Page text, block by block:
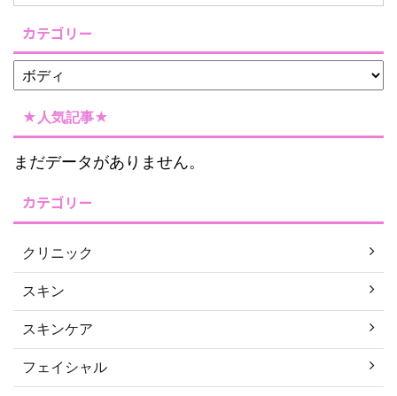
カテゴリー
★人気記事★
まだデータがありません。
カテゴリー
クリニック
スキン
スキンケア
フェイシャル